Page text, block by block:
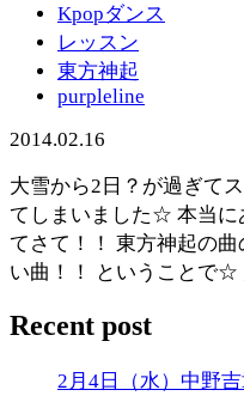
Kpopダンス
レッスン
東方神起
purpleline
2014.02.16
大雪から2日？が過ぎて
てしまいました☆ 本当
てさて！！ 東方神起の
い曲！！ ということで
Recent post
2月4日（水）中野